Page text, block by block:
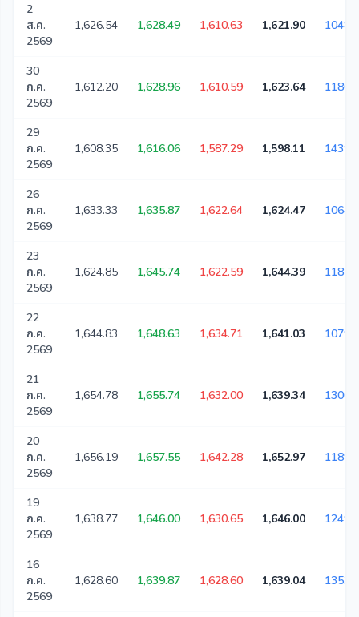
2
ส.ค.
2569
1,626.54 1,628.49 1,610.63 1,621.90
30
ก.ค.
2569
1,612.20 1,628.96 1,610.59 1,623.64
29
ก.ค.
2569
1,608.35 1,616.06 1,587.29 1,598.11
26
ก.ค.
2569
1,633.33 1,635.87 1,622.64 1,624.47
23
ก.ค.
2569
1,624.85 1,645.74 1,622.59 1,644.39
22
ก.ค.
2569
1,644.83 1,648.63 1,634.71 1,641.03
21
ก.ค.
2569
1,654.78 1,655.74 1,632.00 1,639.34
20
ก.ค.
2569
1,656.19 1,657.55 1,642.28 1,652.97
19
ก.ค.
2569
1,638.77 1,646.00 1,630.65 1,646.00
16
ก.ค.
2569
1,628.60 1,639.87 1,628.60 1,639.04